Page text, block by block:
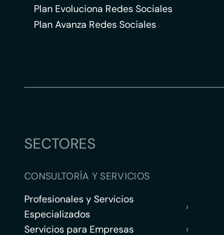
Plan Evoluciona Redes Sociales
Plan Avanza Redes Sociales
SECTORES
CONSULTORÍA Y SERVICIOS
Profesionales y Servicios
Especializados
›
Servicios para Empresas
›